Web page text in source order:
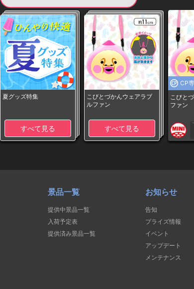
夏グッズ特集
すべて見る
こびとづかんウェアラブ
ルファン
すべて見る
CP
こびと
ファン
景品一覧
提供中景品一覧
入荷予定表
提供済み景品一覧
お知らせ
告知
プライズ情報
イベント
アップデート
メンテナンス